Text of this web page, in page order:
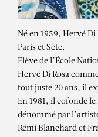
Né en 1959, Hervé
Paris et Sète.
Elève de l’École
Hervé Di Rosa
tout juste 20 ans, il
En 1981, il cofonde
dénommé par
Rémi Blanchard et